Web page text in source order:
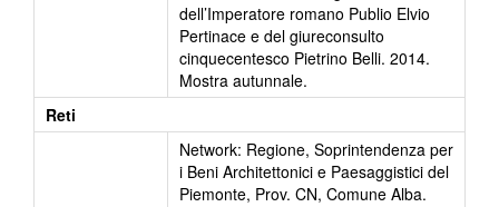
dell’Imperatore romano Publio Elvio
Pertinace e del giureconsulto
cinquecentesco Pietrino Belli. 2014.
Mostra autunnale.
Reti
Network: Regione, Soprintendenza per
i Beni Architettonici e Paesaggistici del
Piemonte, Prov. CN, Comune Alba.